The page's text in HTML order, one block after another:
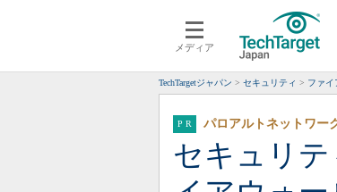
メディア
クラウド
スマートモバイル
ネットワーク
システム運用管理
情
TechTargetジャパン セキュリティ ファイ
セキュリ
パロアルトネットワー